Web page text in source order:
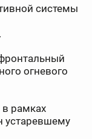
системы
огневого
рамках
устаревшему